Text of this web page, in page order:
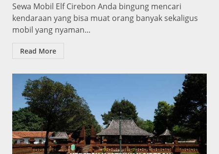
Sewa Mobil Elf Cirebon Anda bingung mencari
kendaraan yang bisa muat orang banyak sekaligus
mobil yang nyaman...
Read More